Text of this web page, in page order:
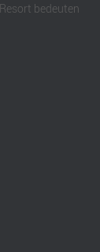
bedeuten